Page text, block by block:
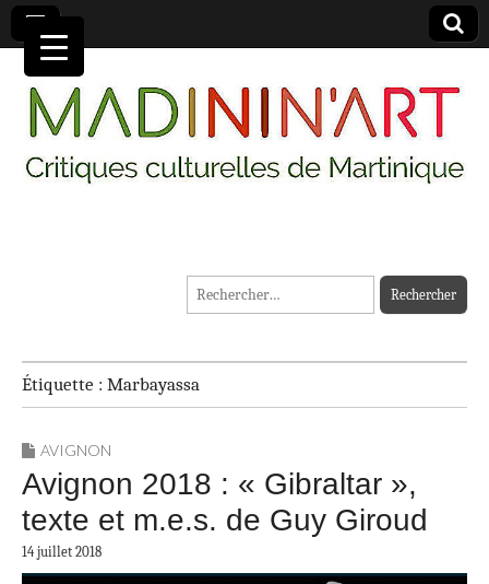
MADININ'ART
Rechercher :
Étiquette : Marbayassa
AVIGNON
Avignon 2018 : « Gibraltar »,
texte et m.e.s. de Guy Giroud
14 juillet 2018